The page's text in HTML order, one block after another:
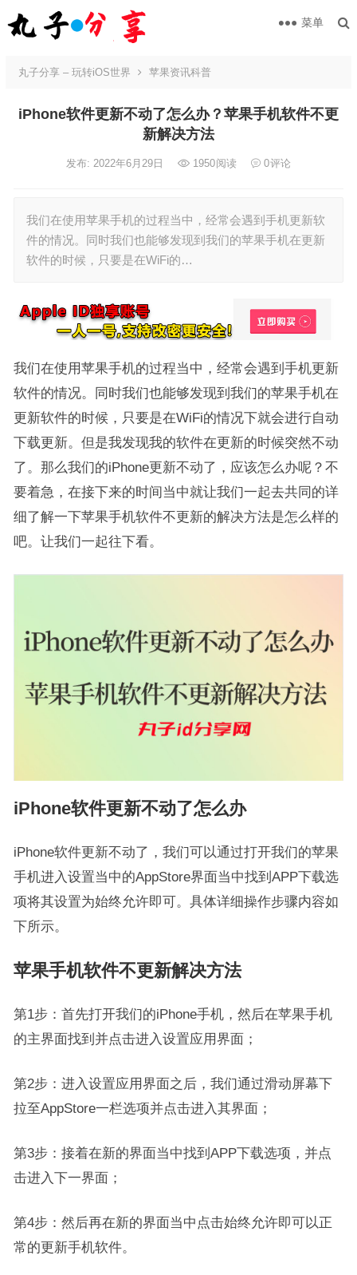
菜单
丸子分享 – 玩转iOS世界 苹果资讯科普
iPhone软件更新不动了怎么办？苹果手机软件不更
新解决方法
发布: 2022年6月29日 1950阅读 0评论
我们在使用苹果手机的过程当中，经常会遇到手机更新软
件的情况。同时我们也能够发现到我们的苹果手机在更新
软件的时候，只要是在WiFi的…
我们在使用苹果手机的过程当中，经常会遇到手机更新
软件的情况。同时我们也能够发现到我们的苹果手机在
更新软件的时候，只要是在WiFi的情况下就会进行自动
下载更新。但是我发现我的软件在更新的时候突然不动
了。那么我们的iPhone更新不动了，应该怎么办呢？不
要着急，在接下来的时间当中就让我们一起去共同的详
细了解一下苹果手机软件不更新的解决方法是怎么样的
吧。让我们一起往下看。
iPhone软件更新不动了怎么办
iPhone软件更新不动了，我们可以通过打开我们的苹果
手机进入设置当中的AppStore界面当中找到APP下载选
项将其设置为始终允许即可。具体详细操作步骤内容如
下所示。
苹果手机软件不更新解决方法
第1步：首先打开我们的iPhone手机，然后在苹果手机
的主界面找到并点击进入设置应用界面；
第2步：进入设置应用界面之后，我们通过滑动屏幕下
拉至AppStore一栏选项并点击进入其界面；
第3步：接着在新的界面当中找到APP下载选项，并点
击进入下一界面；
第4步：然后再在新的界面当中点击始终允许即可以正
常的更新手机软件。